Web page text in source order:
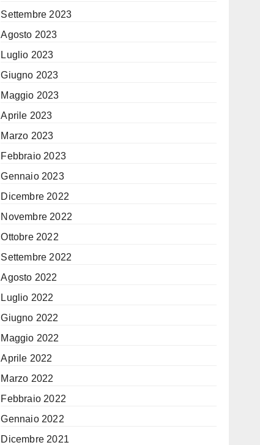
Settembre 2023
Agosto 2023
Luglio 2023
Giugno 2023
Maggio 2023
Aprile 2023
Marzo 2023
Febbraio 2023
Gennaio 2023
Dicembre 2022
Novembre 2022
Ottobre 2022
Settembre 2022
Agosto 2022
Luglio 2022
Giugno 2022
Maggio 2022
Aprile 2022
Marzo 2022
Febbraio 2022
Gennaio 2022
Dicembre 2021